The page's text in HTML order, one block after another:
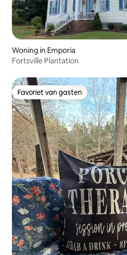
Woning in Emporia
Fortsville Plantation
Favoriet van gasten
Favoriet van gasten